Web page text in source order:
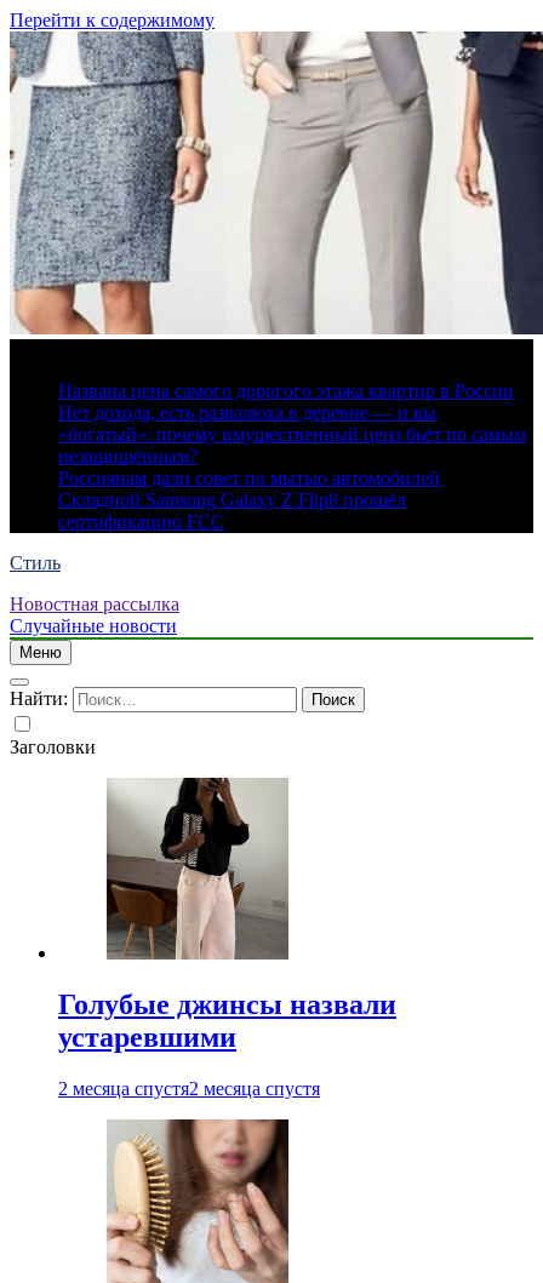
Перейти к содержимому
Названа цена самого дорогого этажа квартир в России
Нет дохода, есть развалюха в деревне — и вы
«богатый»: почему имущественный ценз бьёт по самым
незащищённым?
Россиянам дали совет по мытью автомобилей
Складной Samsung Galaxy Z Flip8 прошёл
сертификацию FCC
Стиль
Новостная рассылка
Случайные новости
Меню
Найти:
Заголовки
Голубые джинсы назвали
устаревшими
2 месяца спустя2 месяца спустя